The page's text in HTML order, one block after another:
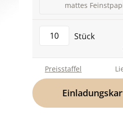
mattes
Stück
Preisstaffel